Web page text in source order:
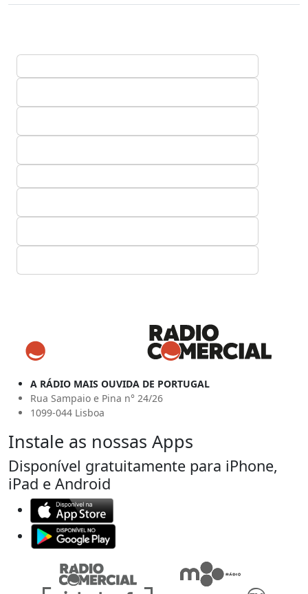
A RÁDIO MAIS OUVIDA DE PORTUGAL
Rua Sampaio e Pina n° 24/26
1099-044 Lisboa
Instale as nossas Apps
Disponível gratuitamente para iPhone,
iPad e Android